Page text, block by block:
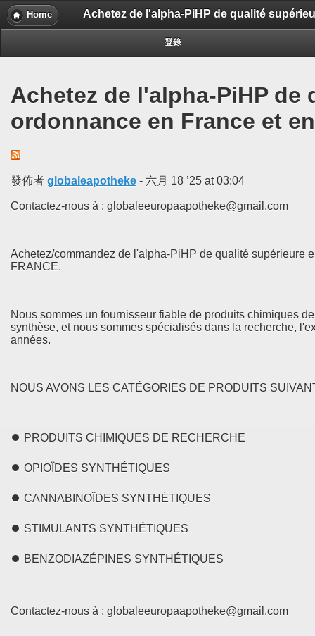
Achetez de l'alpha-PiHP de qualité
Home
登錄
Achetez de l'alpha-PiHP
ordonnance en France et
發佈者 globaleapotheke - 六月 18 ’25 at 03:04
Contactez-nous à : globaleeuropaapotheke@gmail.com
Achetez/commandez de l'alpha-PiHP de qualité supérieure
FRANCE.
Nous sommes un fournisseur fiable de produits chimiques
synthèse, et nous sommes spécialisés dans la recherche,
années.
NOUS AVONS LES CATÉGORIES DE PRODUITS
⏺️ PRODUITS CHIMIQUES DE RECHERCHE
⏺️ OPIOÏDES SYNTHÉTIQUES
⏺️ CANNABINOÏDES SYNTHÉTIQUES
⏺️ STIMULANTS SYNTHÉTIQUES
⏺️ BENZODIAZÉPINES SYNTHÉTIQUES
Contactez-nous à : globaleeuropaapotheke@gmail.com